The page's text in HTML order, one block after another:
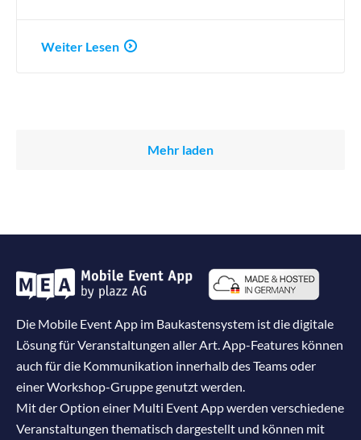
Weiter Lesen
Mehr laden
Die Mobile Event App im Baukastensystem ist die digitale
Lösung für Veranstaltungen aller Art. App-Features können
auch für die Kommunikation innerhalb des Teams oder
einer Workshop-Gruppe genutzt werden.
Mit der Option einer Multi Event App werden verschiedene
Veranstaltungen thematisch dargestellt und können mit